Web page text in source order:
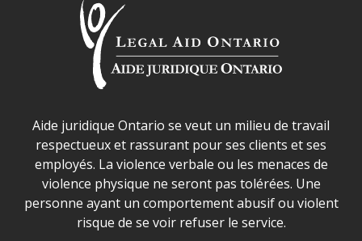
Déclaration sur la sécurité dans les locaux d'AJO.
Aide juridique Ontario se veut un milieu de travail
respectueux et rassurant pour ses clients et ses
employés. La violence verbale ou les menaces de
violence physique ne seront pas tolérées. Une
personne ayant un comportement abusif ou violent
risque de se voir refuser le service.